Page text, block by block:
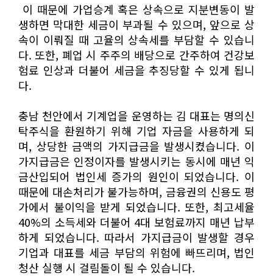
이 때문에 가업승계 혹은 상속으로 지분변동이 발
생하면 막대한 세금이 부과될 수 있으며, 앞으로 상
속이 이뤄질 때 고율의 상속세를 부담할 수 있습니
다. 또한, 폐업 시 주주의 배당으로 간주하여 건강보
험료 인상과 더불어 세금을 추징당할 수 있게 됩니
다.
충남 천안에서 기계업을 운영하는 김 대표는 명의신
탁주식을 환원하기 위해 기업 자금을 사용하게 되
며, 상당한 금액의 가지급금을 발생시켰습니다. 이
가지급금은 인정이자를 발생시키는 동시에 매년 익
금산입되어 법인세 증가의 원인이 되었습니다. 이
때문에 대손처리가 불가능하며, 금융권의 신용도 평
가에서 불이익을 받게 되었습니다. 또한, 최고세율
40%의 소득세와 더불어 4대 보험료까지 매년 납부
하게 되었습니다. 따라서 가지급금이 발생할 경우
기업과 대표를 세금 부담의 위험에 빠뜨리며, 법인
청산 실행 시 걸림돌이 될 수 있습니다.